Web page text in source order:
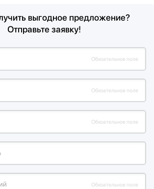
выгодное предложение?
Отправьте заявку!
Обязательное поле
Обязательное поле
Обязательное поле
Обязательное поле